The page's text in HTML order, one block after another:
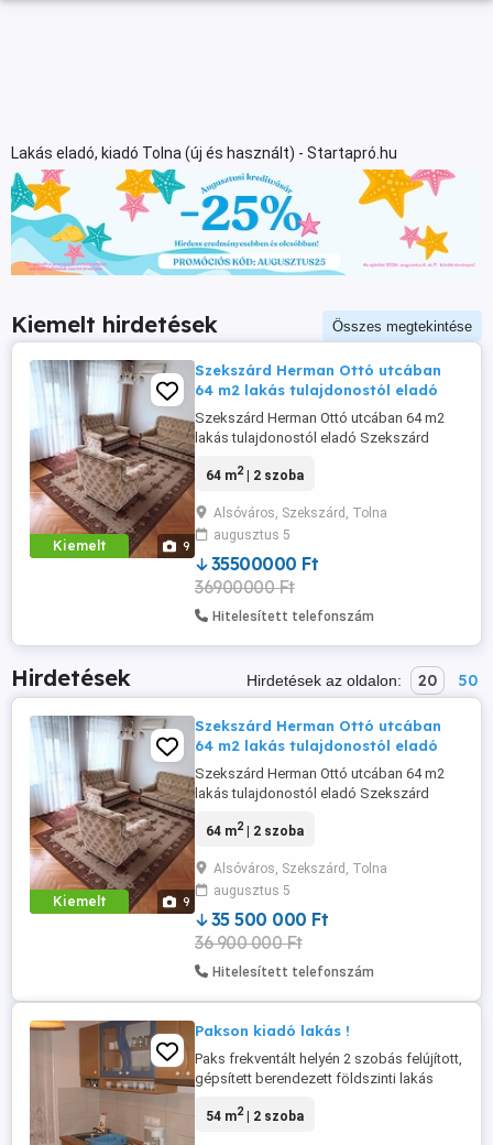
Lakás eladó, kiadó Tolna (új és használt) - Startapró.hu
Kiemelt hirdetések Összes megtekintése
Kiemelt 9
Szekszárd Herman Ottó utcában
64 m2 lakás tulajdonostól eladó
Szekszárd Herman Ottó utcában 64 m2
lakás tulajdonostól eladó Szekszárd
eladó egy 64 m2-es, magasföldszinti,
elosztású, nagy erkéllyel rendelkezik,
ahonnan részben panorámás kilátás
nyílik. A lakás igény szerint felújítandó, ...
64 m2| 2 szoba
Alsóváros, Szekszárd, Tolna
augusztus 5
35500000 Ft
36900000 Ft
Hitelesített telefonszám
Hirdetések Hirdetések az oldalon: 20 50
Kiemelt 9
Szekszárd Herman Ottó utcában
64 m2 lakás tulajdonostól eladó
Szekszárd Herman Ottó utcában 64 m2
lakás tulajdonostól eladó Szekszárd
eladó egy 64 m2-es, magasföldszinti,
elosztású, nagy erkéllyel rendelkezik,
ahonnan részben panorámás kilátás
nyílik. A lakás igény szerint felújítandó, ...
64 m2| 2 szoba
Alsóváros, Szekszárd, Tolna
augusztus 5
35 500 000 Ft
36 900 000 Ft
Hitelesített telefonszám
Pakson kiadó lakás !
Paks frekventált helyén 2 szobás felújított,
gépsített berendezett földszinti lakás
bevásárló központ, uszoda, buszmegálló
54 m2| 2 szoba